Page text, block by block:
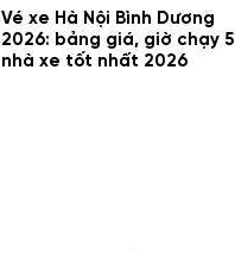
Vé xe Hà Nội Bình Dương
2026: bảng giá, giờ chạy 5
nhà xe tốt nhất 2026